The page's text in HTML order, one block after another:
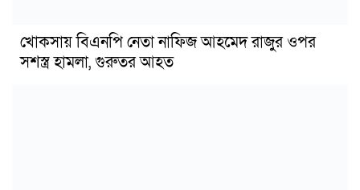
খোকসায় বিএনপি নেতা নাফিজ আহমেদ রাজুর ওপর
সশস্ত্র হামলা, গুরুতর আহত